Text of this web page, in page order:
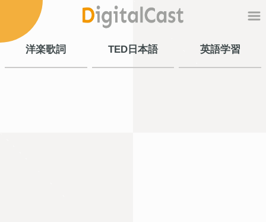
洋楽歌詞 TED日本語 英語学習